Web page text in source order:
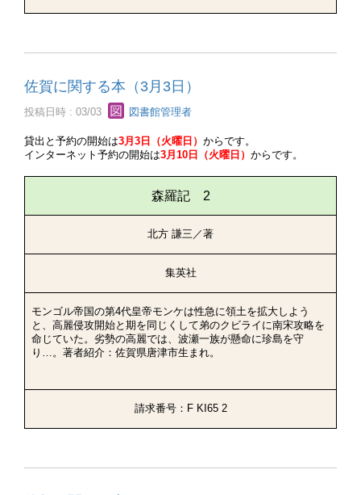
佐賀に関する本（3月3日）
投稿日時 : 03/03 図書館管理者
貸出と予約の開始は3月3日（火曜日） からです。
インターネット予約の開始は3月10日（火曜日） からです。
森羅記 2
北方 謙三／著
集英社
モンゴル帝国の第4代皇帝モンケは性急に領土を拡大しよう
と、高麗侵攻開始と期を同じくして弟のクビライに南宋攻略を
命じていた。劣勢の高麗では、波瀬一族が懸命に珍島を守
り…。著者紹介：佐賀県唐津市生まれ。
請求番号：F KI65 2